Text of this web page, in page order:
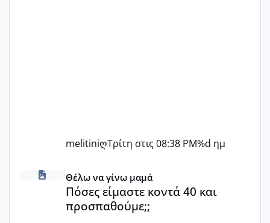
melitiniღΤρίτη στις 08:38 PM%d ημ
Πόσες είμαστε κοντά 40 και προσπαθούμε;;
Θέλω να γίνω μαμά
Πόσες είμαστε κοντά 40 και
προσπαθούμε;;